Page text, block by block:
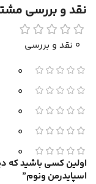
نقد و بررسی
0 نقد و بررسی
0
0
0
0
0
اولین کسی باشید که
اسپایدرمن ونوم”